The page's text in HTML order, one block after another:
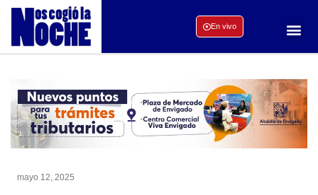
En vivo
mayo 12, 2025